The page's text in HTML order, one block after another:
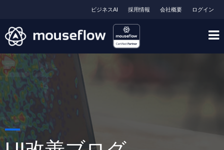
ログイン
会社概要
採用情報
ビジネスAI